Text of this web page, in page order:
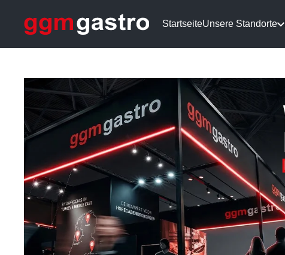
StartseiteUnsere Standorte